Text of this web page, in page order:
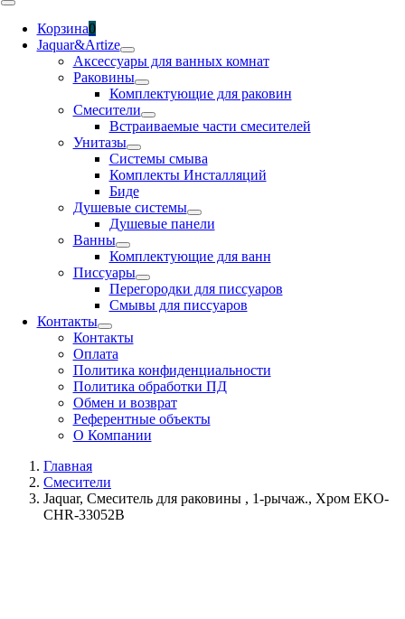
Toggle
NavigationКорзина0
Jaquar&Artize
Аксессуары для ванных комнат
Раковины
Комплектующие для раковин
Смесители
Встраиваемые части смесителей
Унитазы
Системы смыва
Комплекты Инсталляций
Биде
Душевые системы
Душевые панели
Ванны
Комплектующие для ванн
Писсуары
Перегородки для писсуаров
Смывы для писсуаров
Контакты
Контакты
Оплата
Политика конфиденциальности
Политика обработки ПД
Обмен и возврат
Референтные объекты
О Компании
Главная
Смесители
Jaquar, Смеситель для раковины , 1-рычаж., Хром EKO-
CHR-33052B